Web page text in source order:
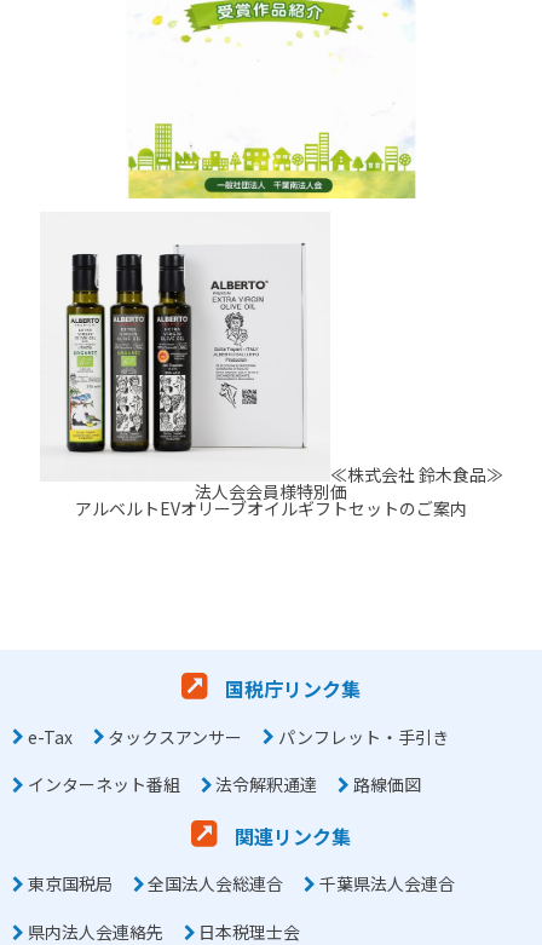
≪株式会社 鈴木食品≫
法人会会員様特別価
アルベルトEVオリーブオイルギフトセットのご案内
国税庁リンク集
e-Tax タックスアンサー
パンフレット・手引き
インターネット番組
法令解釈通達 路線価図
関連リンク集
東京国税局 全国法人会総連合
千葉県法人会連合
県内法人会連絡先
日本税理士会